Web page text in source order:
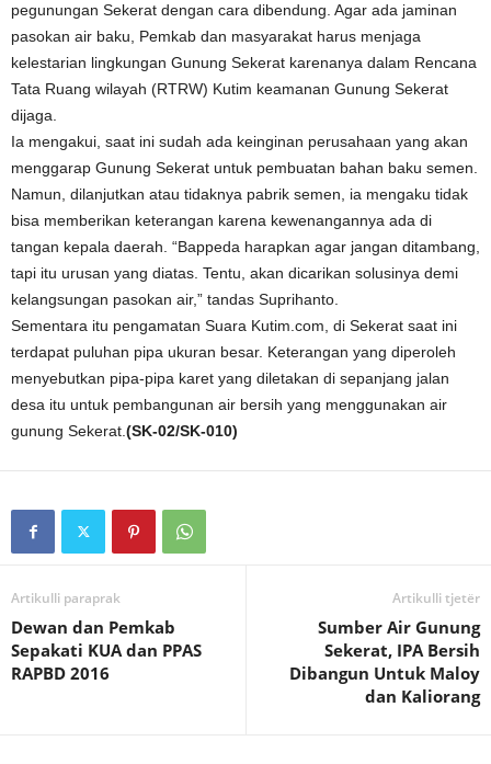
pegunungan Sekerat dengan cara dibendung. Agar ada jaminan
pasokan air baku, Pemkab dan masyarakat harus menjaga
kelestarian lingkungan Gunung Sekerat karenanya dalam Rencana
Tata Ruang wilayah (RTRW) Kutim keamanan Gunung Sekerat
dijaga.
Ia mengakui, saat ini sudah ada keinginan perusahaan yang akan
menggarap Gunung Sekerat untuk pembuatan bahan baku semen.
Namun, dilanjutkan atau tidaknya pabrik semen, ia mengaku tidak
bisa memberikan keterangan karena kewenangannya ada di
tangan kepala daerah. “Bappeda harapkan agar jangan ditambang,
tapi itu urusan yang diatas. Tentu, akan dicarikan solusinya demi
kelangsungan pasokan air,” tandas Suprihanto.
Sementara itu pengamatan Suara Kutim.com, di Sekerat saat ini
terdapat puluhan pipa ukuran besar. Keterangan yang diperoleh
menyebutkan pipa-pipa karet yang diletakan di sepanjang jalan
desa itu untuk pembangunan air bersih yang menggunakan air
gunung Sekerat. (SK-02/SK-010)
Artikulli paraprak
Dewan dan Pemkab
Sepakati KUA dan PPAS
RAPBD 2016
Artikulli tjetër
Sumber Air Gunung
Sekerat, IPA Bersih
Dibangun Untuk Maloy
dan Kaliorang